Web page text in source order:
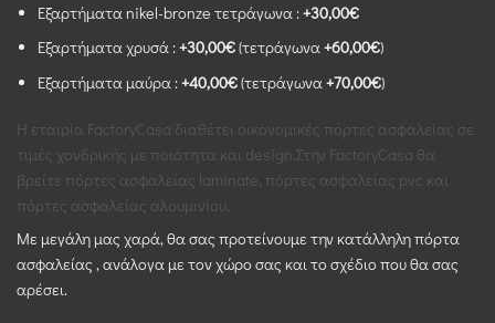
Εξαρτήματα nikel-bronze τετράγωνα :+30,00€
Εξαρτήματα χρυσά :+30,00€(τετράγωνα+60,00€)
Εξαρτήματα μαύρα :+40,00€(τετράγωνα+70,00€)
Η εταιρία FactoryCasa διαθέτει οικονομικές πόρτες ασφαλείας σε
τιμές χονδρικής με ποιότητα και design.Στην FactoryCasa θα
βρείτε πόρτες ασφαλείας laminate, πόρτες ασφαλείας pvc και
πόρτες ασφαλείας αλουμινίου.
Με μεγάλη μας χαρά, θα σας προτείνουμε την κατάλληλη πόρτα
ασφαλείας , ανάλογα με τον χώρο σας και το σχέδιο που θα σας
αρέσει.